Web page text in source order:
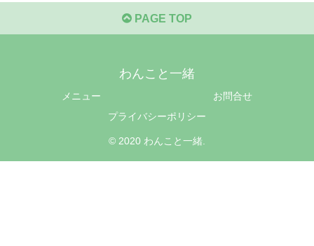
PAGE TOP
わんこと一緒
メニュー
お問合せ
プライバシーポリシー
© 2020 わんこと一緒.